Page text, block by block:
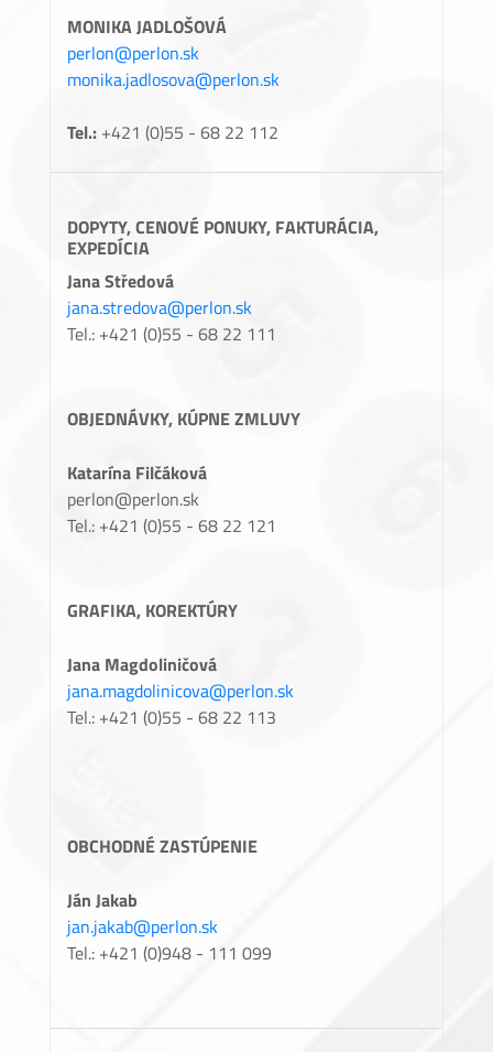
MONIKA JADLOŠOVÁ
perlon@perlon.sk
monika.jadlosova@perlon.sk
Tel.: +421 (0)55 - 68 22 112
DOPYTY, CENOVÉ PONUKY, FAKTURÁCIA,
EXPEDÍCIA
Jana Středová
jana.stredova@perlon.sk
Tel.: +421 (0)55 - 68 22 111
OBJEDNÁVKY, KÚPNE ZMLUVY
Katarína Filčáková
perlon@perlon.sk
Tel.: +421 (0)55 - 68 22 121
GRAFIKA, KOREKTÚRY
Jana Magdoliničová
jana.magdolinicova@perlon.sk
Tel.: +421 (0)55 - 68 22 113
OBCHODNÉ ZASTÚPENIE
Ján Jakab
jan.jakab@perlon.sk
Tel.: +421 (0)948 - 111 099